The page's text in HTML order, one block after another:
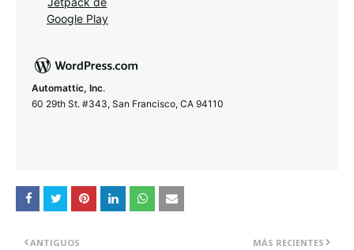
Automattic, Inc.
60 29th St. #343, San Francisco, CA 94110
MÁS RECIENTES
ANTIGUOS